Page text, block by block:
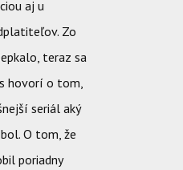
aj u
Zo
teraz sa
hovorí o tom,
seriál aký
O tom, že
poriadny